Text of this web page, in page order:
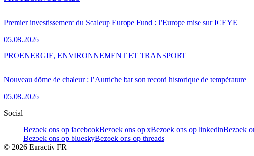
Premier investissement du Scaleup Europe Fund : l’Europe mise sur ICEYE
05.08.2026
Nouveau dôme de chaleur : l’Autriche bat son record historique de température
05.08.2026
PROENERGIE, ENVIRONNEMENT ET TRANSPORT
Social
Bezoek ons op facebookBezoek ons op xBezoek ons op linkedinBezoek
Bezoek ons op blueskyBezoek ons op threads
© 2026 Euractiv FR